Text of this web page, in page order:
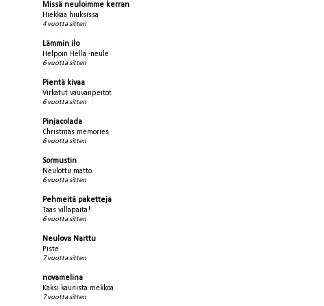
Missä neuloimme kerran
Hiekkaa hiuksissa
4 vuotta sitten
Lämmin ilo
Helpoin Hellä -neule
6 vuotta sitten
Pientä kivaa
Virkatut vauvanpeitot
6 vuotta sitten
Pinjacolada
Christmas memories
6 vuotta sitten
Sormustin
Neulottu matto
6 vuotta sitten
Pehmeitä paketteja
Taas villapaita!
6 vuotta sitten
Neulova Narttu
Piste
7 vuotta sitten
novamelina
Kaksi kaunista mekkoa
7 vuotta sitten